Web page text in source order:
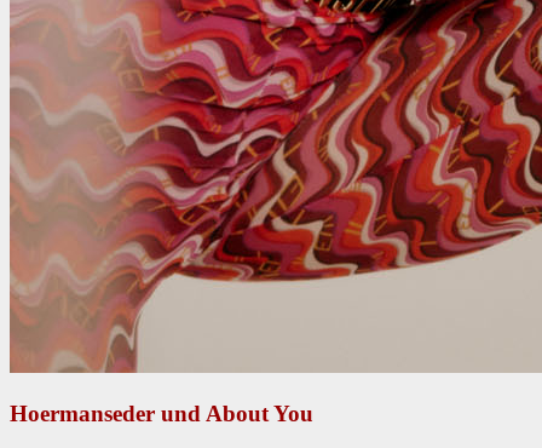
Hoermanseder und About You